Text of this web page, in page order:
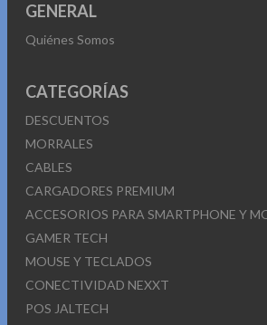
GENERAL
Quiénes Somos
CATEGORÍAS
DESCUENTOS
MORRALES
CABLES
CARGADORES PREMIUM
ACCESORIOS PARA SMARTPHONE Y
GAMER TECH
MOUSE Y TECLADOS
CONECTIVIDAD NEXXT
POS JALTECH